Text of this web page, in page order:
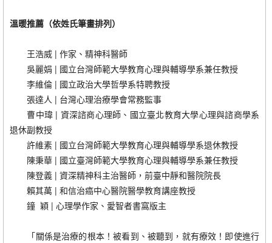
溫暖推薦（依姓氏筆畫排列）
王浩威 | 作家、精神科醫師
吳麗娟 | 國立台灣師範大學教育心理與輔導學系兼任教授
李維倫 | 國立政治大學哲學系特聘教授
張達人 | 台灣心理治療學會常務監事
曹中瑋 | 資深諮商心理師、國立臺北教育大學心理與諮商學系
退休副教授
許維素 | 國立台灣師範大學教育心理與輔導學系退休教授
陳秉華 | 國立臺灣師範大學教育心理與輔導學系兼任教授
陳登義 | 資深精神科主治醫師，前臺中靜和醫院院長
賴其萬 | 和信治癌中心醫院醫學教育講座教授
鐘 穎 | 心理學作家、愛智者書窩版主
「關係是治療的根本！被看到、被聽到，就有療效！即使進行